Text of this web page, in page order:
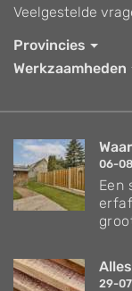
Veelgestelde
Provincies
Werkzaamheden
06-
Een
29-